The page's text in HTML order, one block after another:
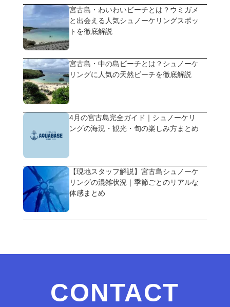
宮古島・わいわいビーチとは？ウミガメ
と出会える人気シュノーケリングスポッ
トを徹底解説
宮古島・中の島ビーチとは？シュノーケ
リングに人気の天然ビーチを徹底解説
4月の宮古島完全ガイド｜シュノーケリ
ングの海況・観光・旬の楽しみ方まとめ
【現地スタッフ解説】宮古島シュノーケ
リングの混雑状況｜季節ごとのリアルな
体感まとめ
CONTACT